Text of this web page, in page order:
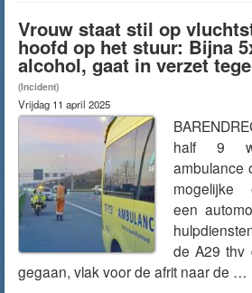
Vrouw staat stil op
hoofd op het stuur: Bijna
alcohol, gaat in verzet
(Incident)
Vrijdag 11 april 2025
half 9
ambulance
mogelijke
een
de A29 thv
gegaan, vlak voor de afrit naar de …